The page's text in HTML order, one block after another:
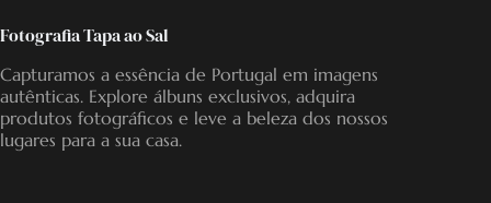
Fotografia Tapa ao Sal
Capturamos a essência de Portugal em imagens
autênticas. Explore álbuns exclusivos, adquira
produtos fotográficos e leve a beleza dos nossos
lugares para a sua casa.